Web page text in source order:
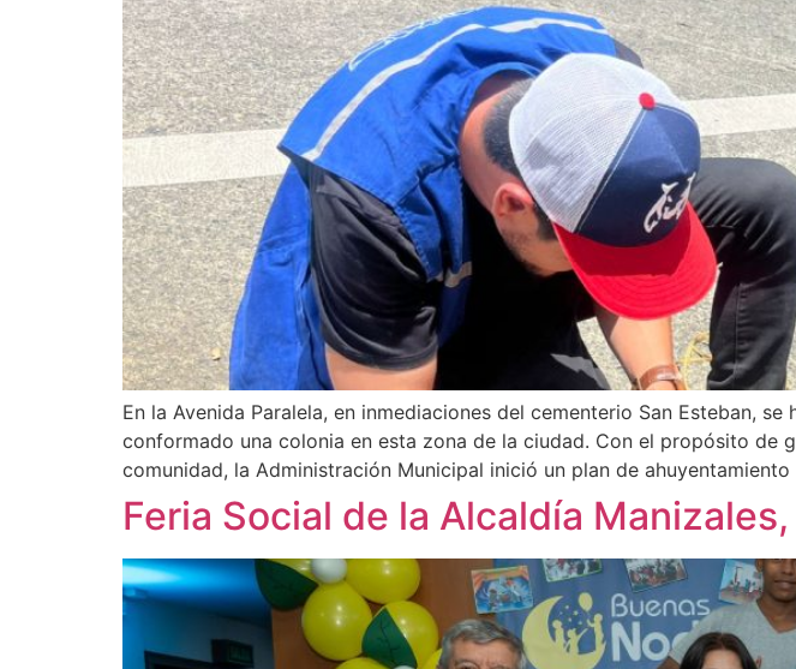
En la Avenida Paralela, en inmediaciones del cementerio San Esteban,
conformado una colonia en esta zona de la ciudad. Con el propósito
comunidad, la Administración Municipal inició un plan de
Feria Social de la Alcaldía